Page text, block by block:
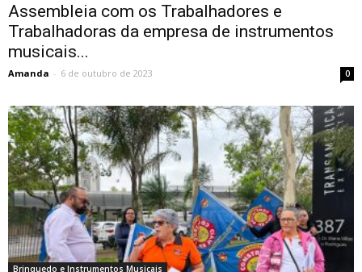
Assembleia com os Trabalhadores e
Trabalhadoras da empresa de instrumentos
musicais...
Amanda - 6 de outubro de 2023 0
Brinquedo e Instrumentos Musicais